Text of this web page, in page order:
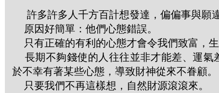
許多許多人千方百計想發達，偏偏事與願
原因好簡單：他們心態錯誤。
只有正確的有利的心態才會令我們致富，
長期不夠錢使的人往往並非才能差、運氣
於不幸有著某些心態，導致財神從來不眷顧。
只要我們不再這樣想，自然財源滾滾來。